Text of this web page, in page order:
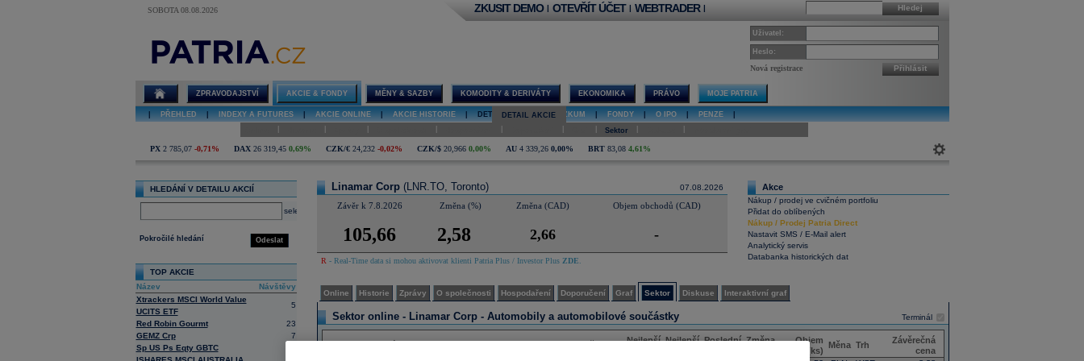
SOBOTA 08.08.2026
Linamar Corp
Hledej
ZKUSIT DEMO | OTEVŘÍT ÚČET | WEBTRADER |
Uživatel:
Heslo:
Nová registrace Přihlásit
ZPRAVODAJSTVÍ AKCIE & FONDY MĚNY & SAZBY KOMODITY & DERIVÁTY EKONOMIKA PRÁVO MOJE PATRIA
PŘEHLED INDEXY A FUTURES AKCIE ONLINE AKCIE HISTORIE DETAIL AKCIE | VÝZKUM FONDY O IPO PENZE
DETAIL AKCIE
Sektor
PX 2 785,07 -0,71% DAX 26 319,45 0,69% CZK/€ 24,232 -0,02% CZK/$ 20,966 0,00% AU 4 339,26 0,00% BRT 83,08 4,61%
HLEDÁNÍ V DETAILU AKCIÍ
select
Odeslat
Pokročilé hledání
TOP AKCIE
Název
Návštěvy
Xtrackers MSCI World Value
UCITS ETF
5
Red Robin Gourmt
23
GEMZ Crp
7
Sp US Ps Eqty GBTC
07.08.2026
Linamar Corp (LNR.TO, Toronto)
Závěr k 7.8.2026 Změna (%) Změna (CAD) Objem obchodů (CAD)
105,66 2,58 2,66 -
R - Real-Time data si mohou aktivovat klienti Patria Plus / Investor Plus ZDE
Akce
Nákup / prodej ve cvičném portfoliu
Přidat do oblíbených
Nákup/ Prodej Patria Direct
Nastavit SMS / E-Mail alert
Analytický servis
Databanka historických dat
Online Historie Zprávy O společnosti Hospodaření Doporučení Graf Sektor Diskuse Interaktivní graf
Terminál
Sektor online - Linamar Corp - Automobily a automobilové součástky
Nejlepší Nejlepší Poslední Změna
Objem
(ks)
Měna Trh
Závěrečná
cena